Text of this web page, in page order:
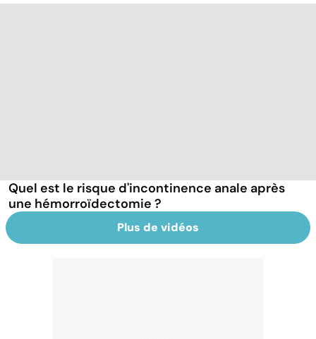
Quel est le risque d'incontinence anale après
une hémorroïdectomie ?
Plus de vidéos